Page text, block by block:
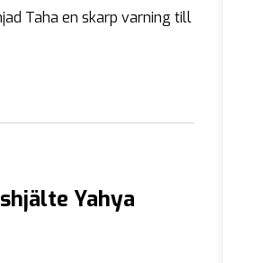
Taha en skarp varning till
Yahya